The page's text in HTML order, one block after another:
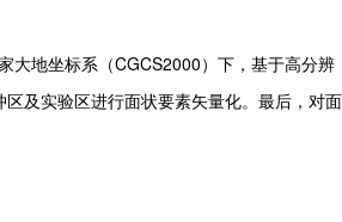
大地坐标系（CGCS2000）下，基于高分辨
区及实验区进行面状要素矢量化。最后，对面